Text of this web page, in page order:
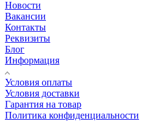
Новости
Вакансии
Контакты
Реквизиты
Блог
Информация
Условия оплаты
Условия доставки
Гарантия на товар
Политика конфиденциальности